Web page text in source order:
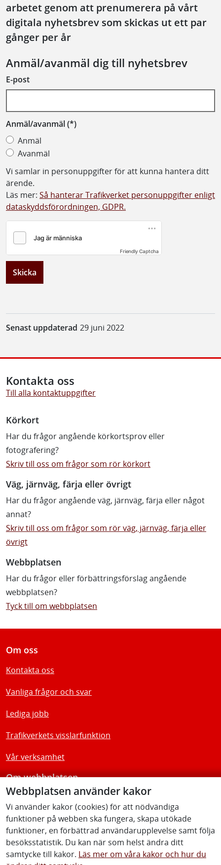
arbetet genom att prenumerera på vårt
digitala nyhetsbrev som skickas ut ett par
gånger per år
Anmäl/avanmäl dig till nyhetsbrev
E-post
Anmäl/avanmäl
Anmäl
Avanmäl
Vi samlar in personuppgifter för att kunna hantera ditt
ärende.
Läs mer: Så hanterar Trafikverket personuppgifter enligt
dataskyddsförordningen, GDPR.
Friendly Captcha
Skicka
Senast uppdaterad 29 juni 2022
Webbplatsen använder kakor
Vi använder kakor (cookies) för att nödvändiga
funktioner på webben ska fungera, skapa utökade
funktioner, en förbättrad användarupplevelse samt följa
besöksstatistik. Du kan när som helst ändra ditt
samtycke till kakor. Läs mer om våra kakor och hur du
Kontakta oss
Till alla kontaktuppgifter
Körkort
Har du frågor angående körkortsprov eller
fotografering?
Skriv till oss om frågor som rör körkort
Väg, järnväg, färja eller övrigt
Har du frågor angående väg, järnväg, färja eller något
annat?
Skriv till oss om frågor som rör väg, järnväg, färja eller
övrigt
Webbplatsen
Har du frågor eller förbättringsförslag angående
webbplatsen?
Tyck till om webbplatsen
Om oss
Kontakta oss
Vanliga frågor och svar
Lediga jobb
Trafikverkets visslarfunktion
Vår verksamhet
Om webbplatsen
Tillgänglighetsredogörelse
Följ oss